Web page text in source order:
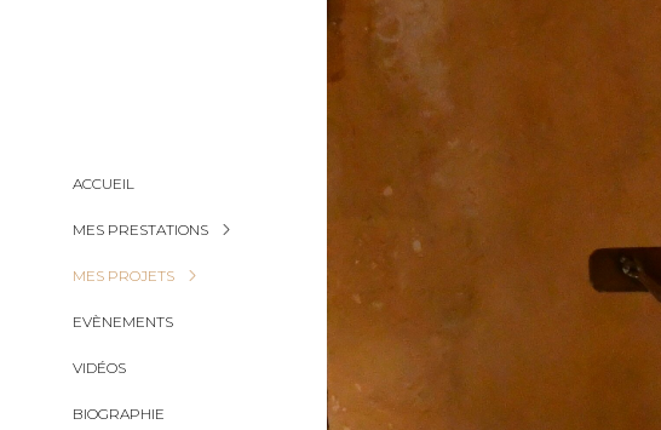
ACCUEIL
MES PRESTATIONS
MES PROJETS
EVÈNEMENTS
VIDÉOS
BIOGRAPHIE